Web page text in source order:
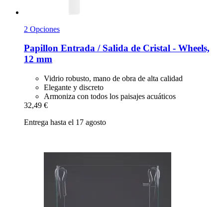
2 Opciones
Papillon Entrada / Salida de Cristal -​ Wheels,
12 mm
Vidrio robusto, mano de obra de alta calidad
Elegante y discreto
Armoniza con todos los paisajes acuáticos
32,49 €
Entrega hasta el 17 agosto